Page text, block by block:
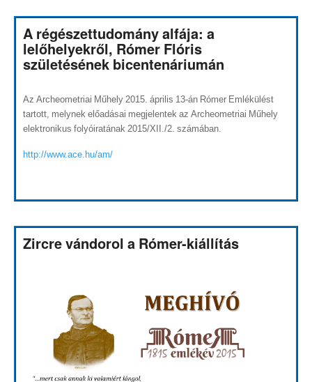
A régészettudomány alfája: a
lelőhelyekről, Rómer Flóris
születésének bicentenáriumán
Az Archeometriai Műhely 2015. április 13-án Rómer Emlékülést
tartott, melynek előadásai megjelentek az Archeometriai Műhely
elektronikus folyóiratának 2015/XII./2. számában.
http://www.ace.hu/am/
Zircre vándorol a Rómer-kiállítás